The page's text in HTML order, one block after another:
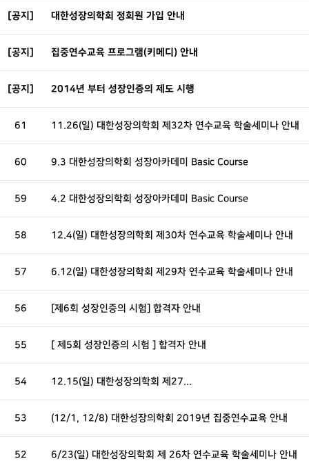
[공지] 대한성장의학회 정회원 가입 안내
[공지] 집중연수교육 프로그램(키메디) 안내
[공지] 2014년 부터 성장인증의 제도 시행
61 11.26(일) 대한성장의학회 제32차 연수교육 학술세미나 안내
60 9.3 대한성장의학회 성장아카데미 Basic Course
59 4.2 대한성장의학회 성장아카데미 Basic Course
58 12.4(일) 대한성장의학회 제30차 연수교육 학술세미나 안내
57 6.12(일) 대한성장의학회 제29차 연수교육 학술세미나 안내
56 [제6회 성장인증의 시험] 합격자 안내
55 [ 제5회 성장인증의 시험 ] 합격자 안내
54 12.15(일) 대한성장의학회 제27...
53 (12/1, 12/8) 대한성장의학회 2019년 집중연수교육 안내
52 6/23(일) 대한성장의학회 제 26차 연수교육 학술세미나 안내